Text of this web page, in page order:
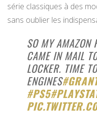
série classiques à des
sans oublier les
SO MY AMAZON
CAME IN MAIL
LOCKER. TIME
ENGINES
#PS5